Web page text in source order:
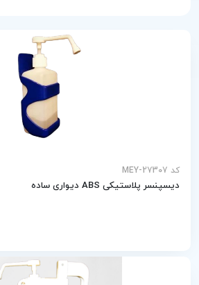
کد MEY-27307
دیسپنسر پلاستیکی ABS دیواری ساده